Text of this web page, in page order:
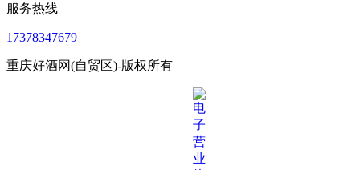
服务热线
17378347679
重庆好酒网(自贸区)-版权所有